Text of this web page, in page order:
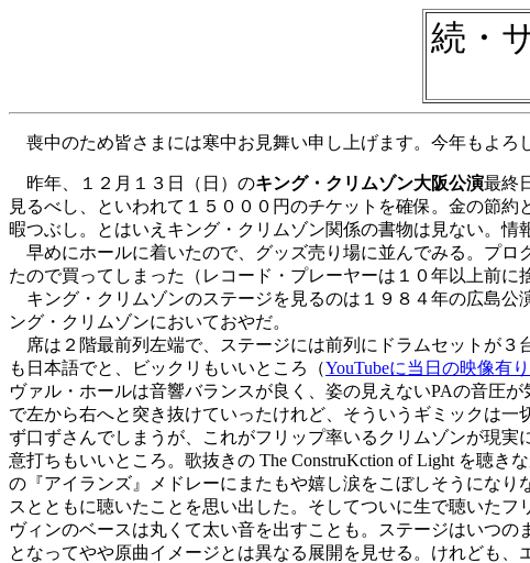
続・
喪中のため皆さまには寒中お見舞い申し上げます。今年もよろ
昨年、１２月１３日（日）のキング・クリムゾン大阪公演最終
見るべし、といわれて１５０００円のチケットを確保。金の節
暇つぶし。とはいえキング・クリムゾン関係の書物は見ない。情
早めにホールに着いたので、グッズ売り場に並んでみる。プロ
たので買ってしまった（レコード・プレーヤーは１０年以上前に
キング・クリムゾンのステージを見るのは１９８４年の広島公
ング・クリムゾンにおいておやだ。
席は２階最前列左端で、ステージには前列にドラムセットが３
も日本語でと、ビックリもいいところ（YouTubeに当日の映像有り
ヴァル・ホールは音響バランスが良く、姿の見えないPAの音圧
で左から右へと突き抜けていったけれど、そういうギミックは
ず口ずさんでしまうが、これがフリップ率いるクリムゾンが現
意打ちもいいところ。歌抜きの The ConstruKction of Light を聴
の『アイランズ』メドレーにまたもや嬉し涙をこぼしそうにな
スとともに聴いたことを思い出した。そしてついに生で聴いた
ヴィンのベースは丸くて太い音を出すことも。ステージはいつ
となってやや原曲イメージとは異なる展開を見せる。けれども